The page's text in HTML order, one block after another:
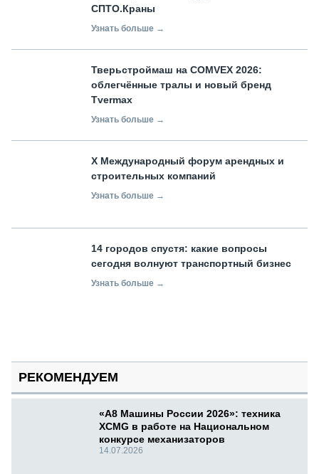
СПТО.Краны
Узнать больше →
Тверьстроймаш на COMVEX 2026:
облегчённые тралы и новый бренд
Tvermax
Узнать больше →
X Международный форум арендных и
строительных компаний
Узнать больше →
14 городов спустя: какие вопросы
сегодня волнуют транспортный бизнес
Узнать больше →
РЕКОМЕНДУЕМ
«А8 Машины России 2026»: техника
XCMG в работе на Национальном
конкурсе механизаторов
14.07.2026